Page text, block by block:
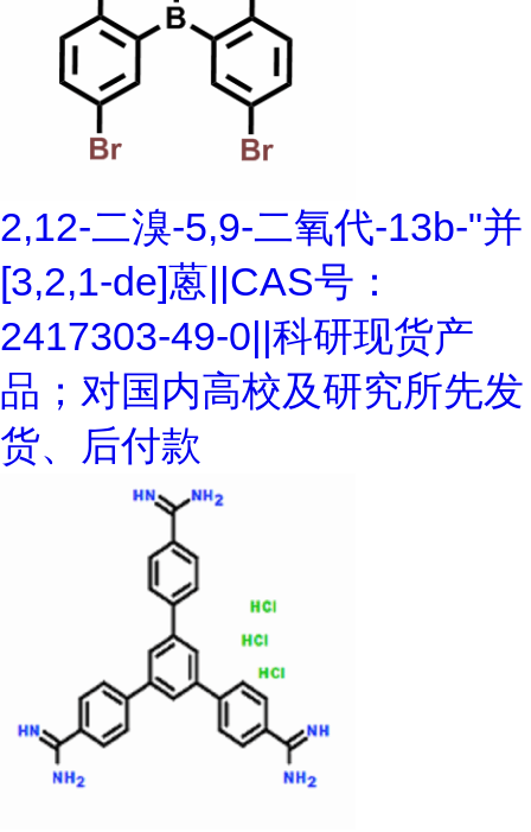
2,12-二溴-5,9-二氧代-13b-"并
[3,2,1-de]蒽||CAS号：
2417303-49-0||科研现货产
品；对国内高校及研究所先发
货、后付款